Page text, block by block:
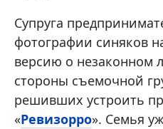
Супруга
фотографии синяков
версию о незаконном
стороны съемочной
решивших устроить
«Ревизорро». Семья